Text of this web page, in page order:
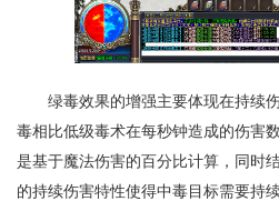
绿毒效果的增强主要体现在持续
毒相比低级毒术在每秒钟造成的伤害
是基于魔法伤害的百分比计算，同时
的持续伤害特性使得中毒目标需要持